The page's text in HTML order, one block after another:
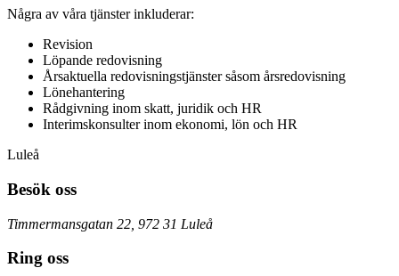
Några av våra tjänster inkluderar:
Revision
Löpande redovisning
Årsaktuella redovisningstjänster såsom årsredovisning
Lönehantering
Rådgivning inom skatt, juridik och HR
Interimskonsulter inom ekonomi, lön och HR
Luleå
Besök oss
Timmermansgatan 22, 972 31 Luleå
Ring oss